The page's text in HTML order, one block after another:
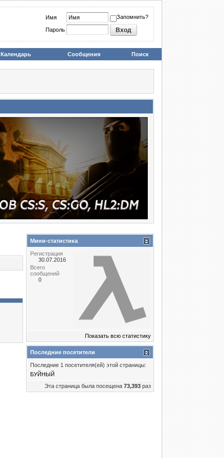
Имя Запомнить?
Пароль
Календарь Сообщения Поиск
Мини-статистика
Регистрация
30.07.2016
Всего
сообщений
0
Показать всю статистику
Последние посетители
Последние 1 посетителя(ей) этой страницы:
БУЙНЫЙ
Эта страница была посещена 73,393 раз